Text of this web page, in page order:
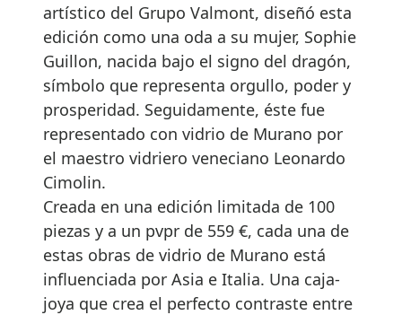
artístico del Grupo Valmont, diseñó esta
edición como una oda a su mujer, Sophie
Guillon, nacida bajo el signo del dragón,
símbolo que representa orgullo, poder y
prosperidad. Seguidamente, éste fue
representado con vidrio de Murano por
el maestro vidriero veneciano Leonardo
Cimolin.
Creada en una edición limitada de 100
piezas y a un pvpr de 559 €, cada una de
estas obras de vidrio de Murano está
influenciada por Asia e Italia. Una caja-
joya que crea el perfecto contraste entre